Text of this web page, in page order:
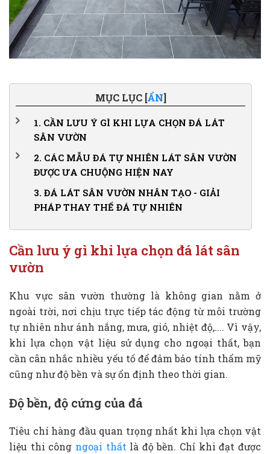
MỤC LỤC [ẨN]
1. CẦN LƯU Ý GÌ KHI LỰA CHỌN ĐÁ LÁT
SÂN VƯỜN
1.1. Độ bền, độ cứng của đá
1.2.Độ dày của đá lát sân vườn
1.3.Tính chống trơn khi lát đá sân vườn
1.4.Màu sắc và độ thẩm mỹ
2. CÁC MẪU ĐÁ TỰ NHIÊN LÁT SÂN VƯỜN
ĐƯỢC ƯA CHUỘNG HIỆN NAY
2.1.1. Đá lát sân vườn Granite
2.2.2. Đá lát sân vườn Marble
2.3.3. Đá lát nền sân vườn Slate
2.4.4. Đá lát sân vườn đẹp Bazan
2.5.
2.7.7. Đá chẻ lát sân vườn
2.8.8. Đá sa thạch
2.9. 9. Đá lát sân vườn đẹp Thanh Hóa
3. ĐÁ LÁT SÂN VƯỜN NHÂN TẠO - GIẢI
PHÁP THAY THẾ ĐÁ TỰ NHIÊN
Cần lưu ý gì khi lựa chọn đá lát sân
vườn
Khu vực sân vườn thường là không gian nằm ở
ngoài trời, nơi chịu trực tiếp tác động từ môi trường
tự nhiên như ánh nắng, mưa, gió, nhiệt độ,.... Vì vậy,
khi lựa chọn vật liệu sử dụng cho ngoại thất, bạn
cần cân nhắc nhiều yếu tố để đảm bảo tính thẩm mỹ
cũng như độ bền và sự ổn định theo thời gian.
Độ bền, độ cứng của đá
Tiêu chí hàng đầu quan trọng nhất khi lựa chọn vật
liệu thi công ngoại thất là độ bền. Chỉ khi đạt được